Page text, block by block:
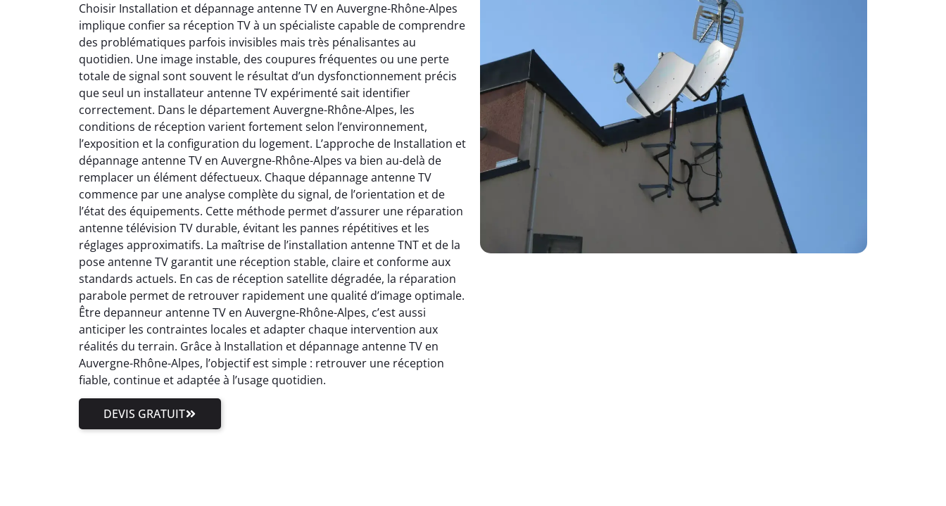
Choisir Installation et dépannage antenne TV en Auvergne-Rhône-Alpes
implique confier sa réception TV à un spécialiste capable de comprendre
des problématiques parfois invisibles mais très pénalisantes au
quotidien. Une image instable, des coupures fréquentes ou une perte
totale de signal sont souvent le résultat d’un dysfonctionnement précis
que seul un installateur antenne TV expérimenté sait identifier
correctement. Dans le département Auvergne-Rhône-Alpes, les
conditions de réception varient fortement selon l’environnement,
l’exposition et la configuration du logement. L’approche de Installation et
dépannage antenne TV en Auvergne-Rhône-Alpes va bien au-delà de
remplacer un élément défectueux. Chaque dépannage antenne TV
commence par une analyse complète du signal, de l’orientation et de
l’état des équipements. Cette méthode permet d’assurer une réparation
antenne télévision TV durable, évitant les pannes répétitives et les
réglages approximatifs. La maîtrise de l’installation antenne TNT et de la
pose antenne TV garantit une réception stable, claire et conforme aux
standards actuels. En cas de réception satellite dégradée, la réparation
parabole permet de retrouver rapidement une qualité d’image optimale.
Être depanneur antenne TV en Auvergne-Rhône-Alpes, c’est aussi
anticiper les contraintes locales et adapter chaque intervention aux
réalités du terrain. Grâce à Installation et dépannage antenne TV en
Auvergne-Rhône-Alpes, l’objectif est simple : retrouver une réception
fiable, continue et adaptée à l’usage quotidien.
DEVIS GRATUIT